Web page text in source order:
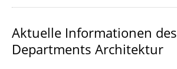
Aktuelle Informationen des
Departments Architektur